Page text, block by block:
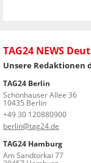
TAG24 NEWS
Unsere Redaktionen
TAG24 Berlin
Schönhauser Allee 36
10435 Berlin
+49 30 120880900
berlin@tag24.de
TAG24 Hamburg
Am Sandtorkai 77